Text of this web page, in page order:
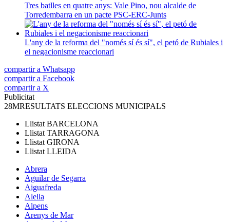
Tres batlles en quatre anys: Vale Pino, nou alcalde de
Torredembarra en un pacte PSC-ERC-Junts
L'any de la reforma del "només sí és sí", el petó de Rubiales i
el negacionisme reaccionari
compartir a Whatsapp
compartir a Facebook
compartir a X
Publicitat
28MRESULTATS ELECCIONS MUNICIPALS
Llistat BARCELONA
Llistat TARRAGONA
Llistat GIRONA
Llistat LLEIDA
Abrera
Aguilar de Segarra
Aiguafreda
Alella
Alpens
Arenys de Mar